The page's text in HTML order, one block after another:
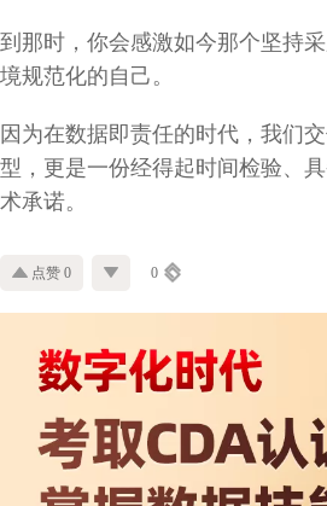
到那时，你会感激如今那个坚持
境规范化的自己。
因为在数据即责任的时代，我们
型，更是一份经得起时间检验、
术承诺。
点赞 0 0